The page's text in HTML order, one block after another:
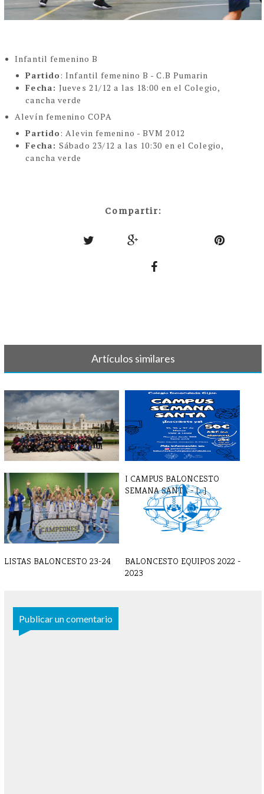
Infantil femenino B
Partido: Infantil femenino B - C.B Pumarin
Fecha:Jueves 21/12 a las 18:00 en el Colegio,
cancha verde
Alevín femenino COPA
Partido: Alevin femenino - BVM 2012
Fecha:Sábado 23/12 a las 10:30 en el Colegio,
cancha verde
Compartir:
Artículos similares
TORNEO LISBOA 2025
I CAMPUS BALONCESTO
SEMANA SANTA - [...]
LISTAS BALONCESTO 23-24
BALONCESTO EQUIPOS 2022 -
2023
Publicar un comentario